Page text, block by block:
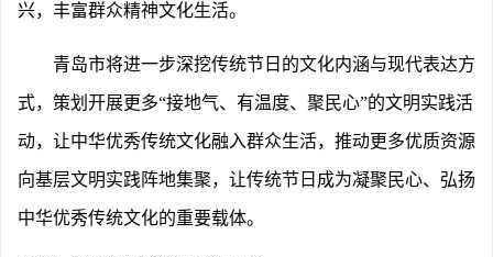
兴，丰富群众精神文化生活。
青岛市将进一步深挖传统节日的文化内涵与现代表达方
式，策划开展更多“接地气、有温度、聚民心”的文明实践活
动，让中华优秀传统文化融入群众生活，推动更多优质资源
向基层文明实践阵地集聚，让传统节日成为凝聚民心、弘扬
中华优秀传统文化的重要载体。